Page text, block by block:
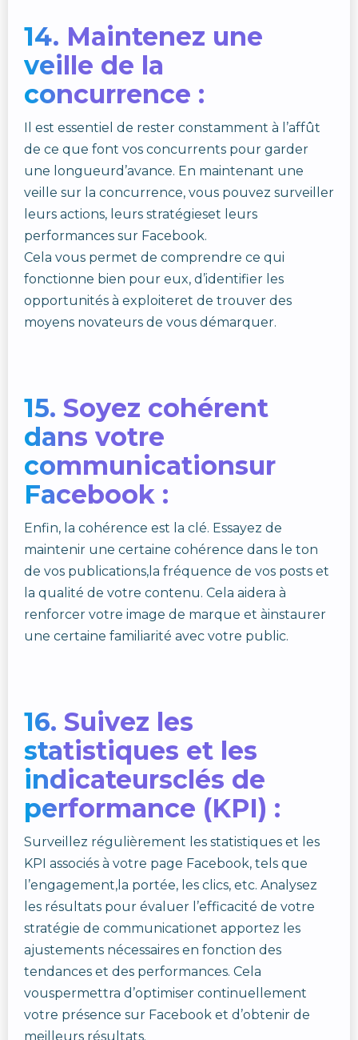
14. Maintenez une
veille de la
concurrence :
Il est essentiel de rester constamment à l’affût
de ce que font vos concurrents pour garder
une longueurd’avance. En maintenant une
veille sur la concurrence, vous pouvez surveiller
leurs actions, leurs stratégieset leurs
performances sur Facebook.
Cela vous permet de comprendre ce qui
fonctionne bien pour eux, d’identifier les
opportunités à exploiteret de trouver des
moyens novateurs de vous démarquer.
15. Soyez cohérent
dans votre
communicationsur
Facebook :
Enfin, la cohérence est la clé. Essayez de
maintenir une certaine cohérence dans le ton
de vos publications,la fréquence de vos posts et
la qualité de votre contenu. Cela aidera à
renforcer votre image de marque et àinstaurer
une certaine familiarité avec votre public.
16. Suivez les
statistiques et les
indicateursclés de
performance (KPI) :
Surveillez régulièrement les statistiques et les
KPI associés à votre page Facebook, tels que
l’engagement,la portée, les clics, etc. Analysez
les résultats pour évaluer l’efficacité de votre
stratégie de communicationet apportez les
ajustements nécessaires en fonction des
tendances et des performances. Cela
vouspermettra d’optimiser continuellement
votre présence sur Facebook et d’obtenir de
meilleurs résultats.